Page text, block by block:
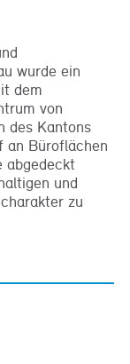
wurde ein
dem
von
des Kantons
an Büroflächen
abgedeckt
und
zu